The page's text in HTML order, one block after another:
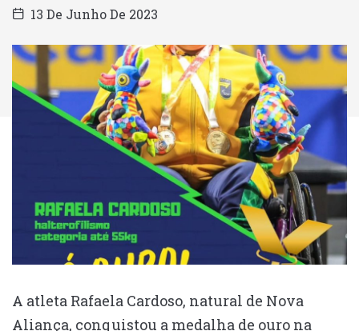
13 De Junho De 2023
A atleta Rafaela Cardoso, natural de Nova
Aliança, conquistou a medalha de ouro na